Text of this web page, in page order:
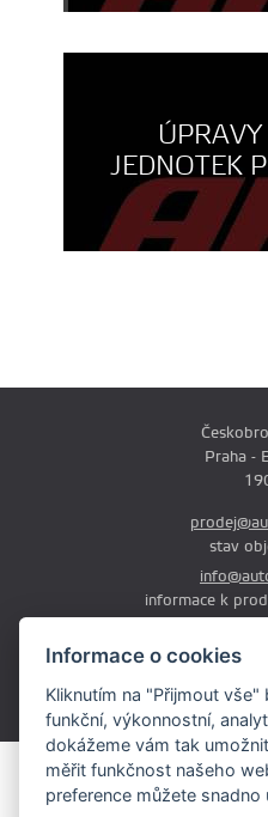
Informace o cookies
Kliknutím na "Přijmout
funkční, výkonnostní,
dokážeme vám tak
měřit funkčnost našeho
preference můžete snadno
ÚPRAVY
JEDNOTEK
Praha -
stav
informace k
Pá: 9:00-
Obsah stránek je majetkem
textů či fotografii je